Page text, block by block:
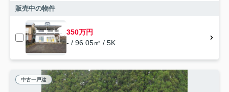
販売中の物件
350万円
- / 96.05㎡ / 5K
中古一戸建